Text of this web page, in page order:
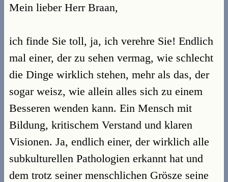
Mein lieber Herr Braan,
ich finde Sie toll, ja, ich verehre Sie! Endlich
mal einer, der zu sehen vermag, wie schlecht
die Dinge wirklich stehen, mehr als das, der
sogar weisz, wie allein alles sich zu einem
Besseren wenden kann. Ein Mensch mit
Bildung, kritischem Verstand und klaren
Visionen. Ja, endlich einer, der wirklich alle
subkulturellen Pathologien erkannt hat und
dem trotz seiner menschlichen Grösze seine